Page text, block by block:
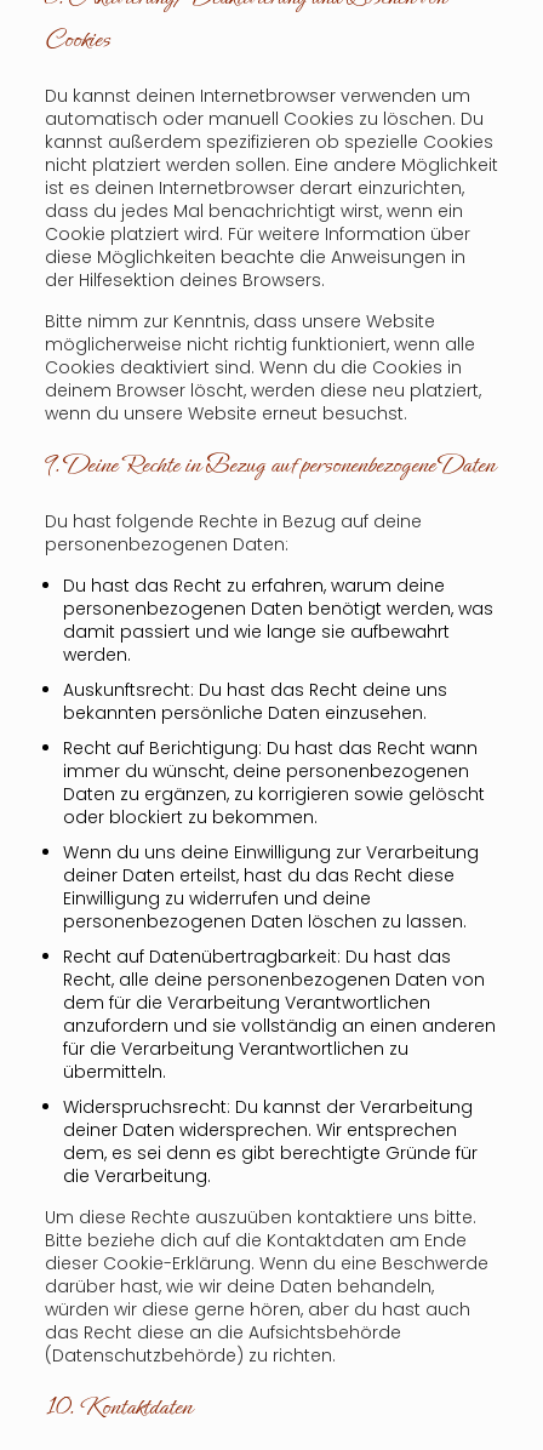
Cookies
Du kannst deinen Internetbrowser verwenden um
automatisch oder manuell Cookies zu löschen. Du
kannst außerdem spezifizieren ob spezielle Cookies
nicht platziert werden sollen. Eine andere Möglichkeit
ist es deinen Internetbrowser derart einzurichten,
dass du jedes Mal benachrichtigt wirst, wenn ein
Cookie platziert wird. Für weitere Information über
diese Möglichkeiten beachte die Anweisungen in
der Hilfesektion deines Browsers.
Bitte nimm zur Kenntnis, dass unsere Website
möglicherweise nicht richtig funktioniert, wenn alle
Cookies deaktiviert sind. Wenn du die Cookies in
deinem Browser löscht, werden diese neu platziert,
wenn du unsere Website erneut besuchst.
9. Deine Rechte in Bezug auf personenbezogene Daten
Du hast folgende Rechte in Bezug auf deine
personenbezogenen Daten:
Du hast das Recht zu erfahren, warum deine
personenbezogenen Daten benötigt werden, was
damit passiert und wie lange sie aufbewahrt
werden.
Auskunftsrecht: Du hast das Recht deine uns
bekannten persönliche Daten einzusehen.
Recht auf Berichtigung: Du hast das Recht wann
immer du wünscht, deine personenbezogenen
Daten zu ergänzen, zu korrigieren sowie gelöscht
oder blockiert zu bekommen.
Wenn du uns deine Einwilligung zur Verarbeitung
deiner Daten erteilst, hast du das Recht diese
Einwilligung zu widerrufen und deine
personenbezogenen Daten löschen zu lassen.
Recht auf Datenübertragbarkeit: Du hast das
Recht, alle deine personenbezogenen Daten von
dem für die Verarbeitung Verantwortlichen
anzufordern und sie vollständig an einen anderen
für die Verarbeitung Verantwortlichen zu
übermitteln.
Widerspruchsrecht: Du kannst der Verarbeitung
deiner Daten widersprechen. Wir entsprechen
dem, es sei denn es gibt berechtigte Gründe für
die Verarbeitung.
Um diese Rechte auszuüben kontaktiere uns bitte.
Bitte beziehe dich auf die Kontaktdaten am Ende
dieser Cookie-Erklärung. Wenn du eine Beschwerde
darüber hast, wie wir deine Daten behandeln,
würden wir diese gerne hören, aber du hast auch
das Recht diese an die Aufsichtsbehörde
(Datenschutzbehörde) zu richten.
10. Kontaktdaten